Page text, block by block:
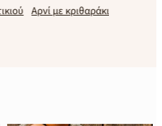
Αρνί με κριθαράκι